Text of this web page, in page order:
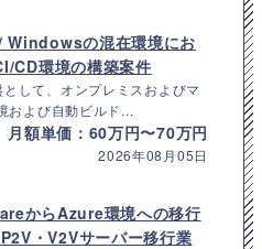
の混在環境にお
CD環境の構築案件
して、オンプレミスおよびマ
および自動ビルド...
月額単価：60万円〜70万円
2026年08月05日
からAzure環境への移行
・V2Vサーバー移行業